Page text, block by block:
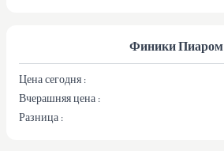
Финики Пиаром
Цена сегодня :
Вчерашняя цена :
Разница :